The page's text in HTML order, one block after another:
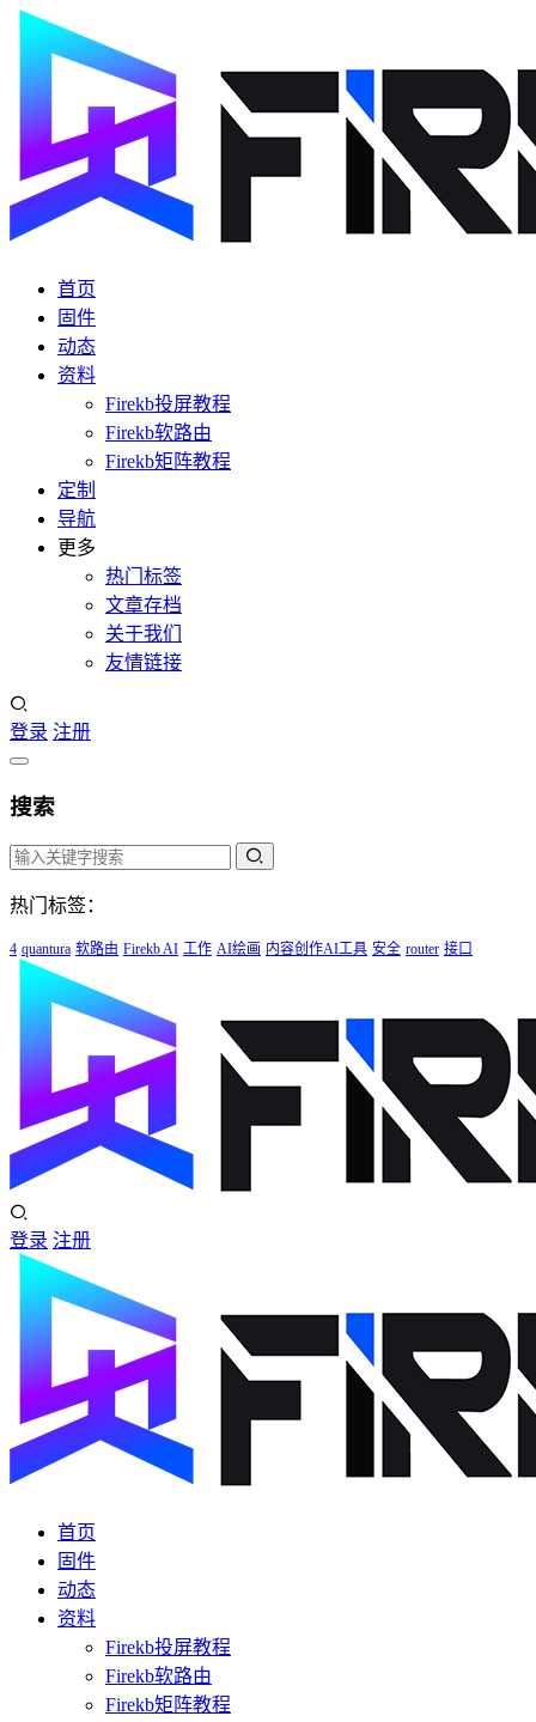
首页
固件
动态
资料
Firekb投屏教程
Firekb软路由
Firekb矩阵教程
定制
导航
更多
热门标签
文章存档
关于我们
友情链接
登录 注册
搜索
热门标签：
4 quantura 软路由 Firekb AI 工作 AI绘画 内容创作AI工具 安全 router 接口
登录 注册
首页
固件
动态
资料
Firekb投屏教程
Firekb软路由
Firekb矩阵教程